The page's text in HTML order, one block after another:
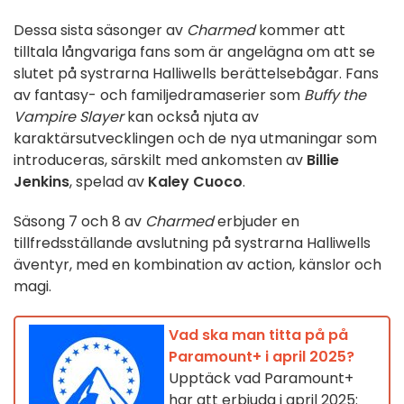
Dessa sista säsonger av Charmedkommer att
tilltala långvariga fans som är angelägna om att se
slutet på systrarna Halliwells berättelsebågar. Fans
av fantasy- och familjedramaserier som Buffy the
Vampire Slayerkan också njuta av
karaktärsutvecklingen och de nya utmaningar som
introduceras, särskilt med ankomsten av Billie
Jenkins, spelad av Kaley Cuoco.
Säsong 7 och 8 av Charmederbjuder en
tillfredsställande avslutning på systrarna Halliwells
äventyr, med en kombination av action, känslor och
magi.
Vad ska man titta på på
Paramount+ i april 2025?
Upptäck vad Paramount+